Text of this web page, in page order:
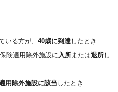
いる方が、 40歳に到達したとき
険適用除外施設に入所または退所し
用除外施設に該当 したとき